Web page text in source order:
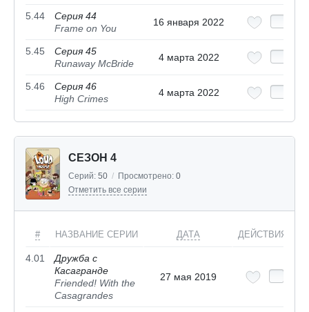
5.44
Серия 44
Frame on You
16 января 2022
5.45
Серия 45
Runaway McBride
4 марта 2022
5.46
Серия 46
High Crimes
4 марта 2022
СЕЗОН 4
Серий: 50 / Просмотрено: 0
Отметить все серии
# НАЗВАНИЕ СЕРИИ ДАТА ДЕЙСТВИЯ
4.01
Дружба с
Касагранде
Friended! With the
Casagrandes
27 мая 2019